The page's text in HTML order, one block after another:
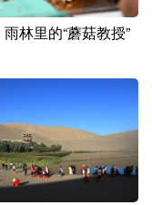
林里的“蘑菇教授”